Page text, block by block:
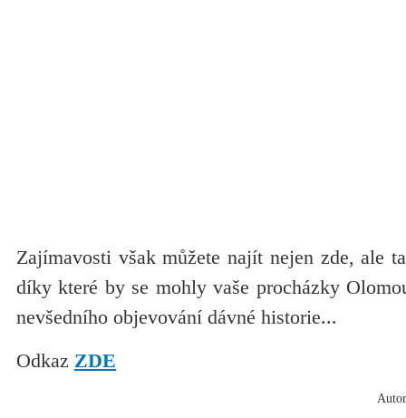
Zajímavosti však můžete najít nejen zde, ale
díky které by se mohly vaše procházky
nevšedního objevování dávné historie...
Odkaz ZDE